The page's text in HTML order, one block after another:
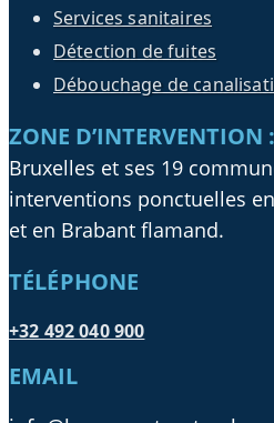
Services sanitaires
Détection de fuites
Débouchage de
ZONE D’INTERVENTION :
Bruxelles et ses 19
interventions ponctuelles
et en Brabant flamand.
TÉLÉPHONE
+32 492 040 900
EMAIL